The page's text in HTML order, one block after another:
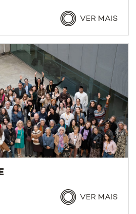
VER MAIS
VER MAIS